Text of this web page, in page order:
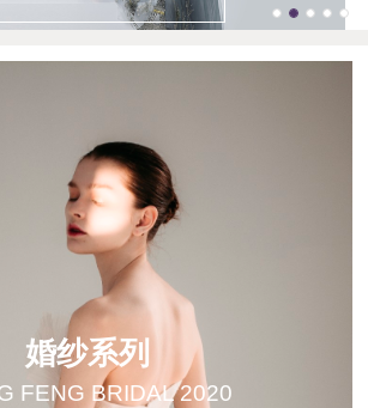
婚纱系列
FENG BRIDAL 2020